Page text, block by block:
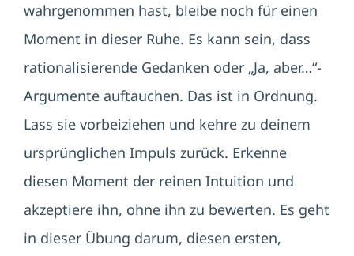
wahrgenommen hast, bleibe noch für einen
Moment in dieser Ruhe. Es kann sein, dass
rationalisierende Gedanken oder „Ja, aber…“-
Argumente auftauchen. Das ist in Ordnung.
Lass sie vorbeiziehen und kehre zu deinem
ursprünglichen Impuls zurück. Erkenne
diesen Moment der reinen Intuition und
akzeptiere ihn, ohne ihn zu bewerten. Es geht
in dieser Übung darum, diesen ersten,